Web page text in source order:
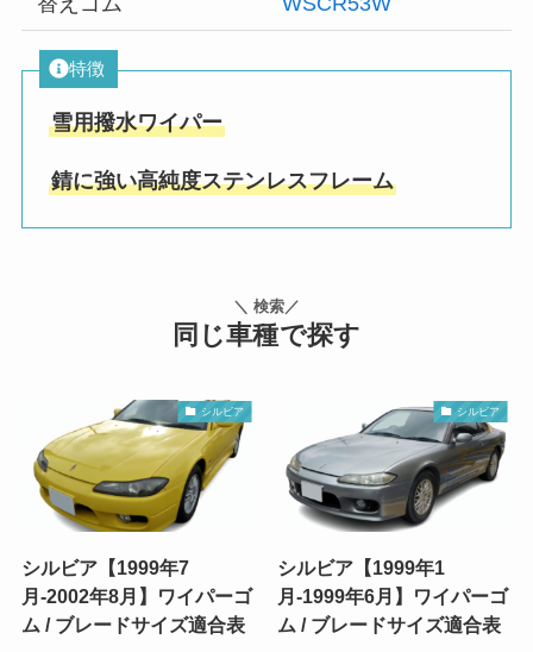
特徴
雪用撥水ワイパー
錆に強い高純度ステンレスフレーム
＼ 検索／
同じ車種で探す
シルビア
シルビア【1999年7
月-2002年8月】ワイパーゴ
ム / ブレードサイズ適合表
シルビア
シルビア【1999年1
月-1999年6月】ワイパーゴ
ム / ブレードサイズ適合表